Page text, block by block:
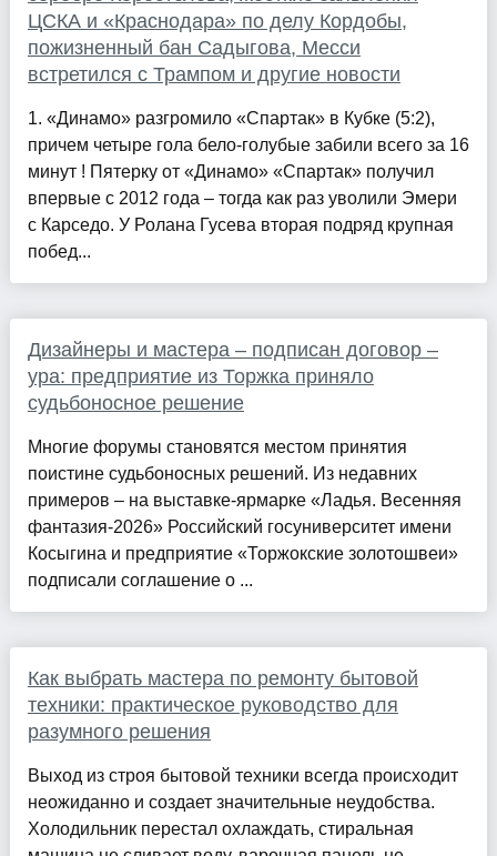
ЦСКА и «Краснодара» по делу Кордобы,
пожизненный бан Садыгова, Месси
встретился с Трампом и другие новости
1. «Динамо» разгромило «Спартак» в Кубке (5:2),
причем четыре гола бело-голубые забили всего за 16
минут ! Пятерку от «Динамо» «Спартак» получил
впервые с 2012 года – тогда как раз уволили Эмери
с Карседо. У Ролана Гусева вторая подряд крупная
побед...
Дизайнеры и мастера – подписан договор –
ура: предприятие из Торжка приняло
судьбоносное решение
Многие форумы становятся местом принятия
поистине судьбоносных решений. Из недавних
примеров – на выставке-ярмарке «Ладья. Весенняя
фантазия-2026» Российский госуниверситет имени
Косыгина и предприятие «Торжокские золотошвеи»
подписали соглашение о ...
Как выбрать мастера по ремонту бытовой
техники: практическое руководство для
разумного решения
Выход из строя бытовой техники всегда происходит
неожиданно и создает значительные неудобства.
Холодильник перестал охлаждать, стиральная